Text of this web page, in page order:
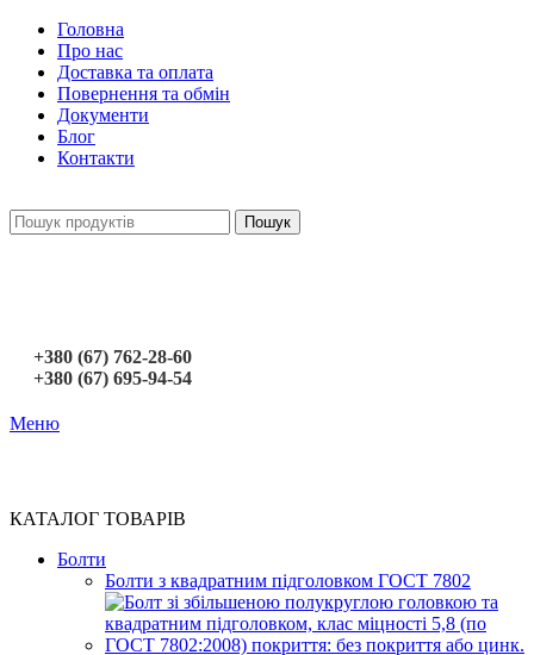
Головна
Про нас
Доставка та оплата
Повернення та обмін
Документи
Блог
Контакти
Пошук
+380 (67) 762-28-60
+380 (67) 695-94-54
Меню
КАТАЛОГ ТОВАРІВ
Болти
Болти з квадратним підголовком ГОСТ 7802